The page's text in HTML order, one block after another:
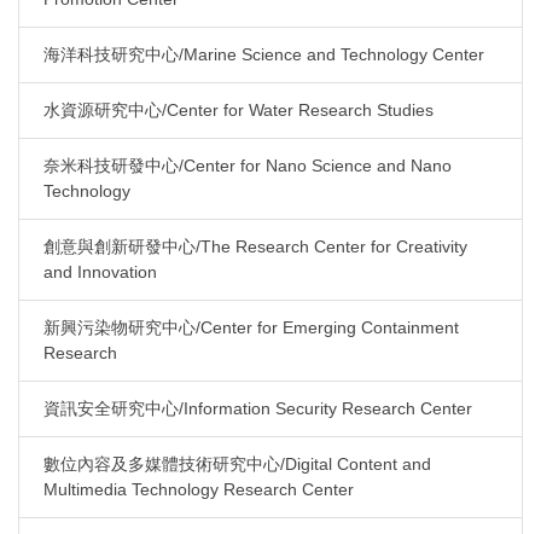
海洋科技研究中心/Marine Science and Technology Center
水資源研究中心/Center for Water Research Studies
奈米科技研發中心/Center for Nano Science and Nano
Technology
創意與創新研發中心/The Research Center for Creativity
and Innovation
新興污染物研究中心/Center for Emerging Containment
Research
資訊安全研究中心/Information Security Research Center
數位內容及多媒體技術研究中心/Digital Content and
Multimedia Technology Research Center